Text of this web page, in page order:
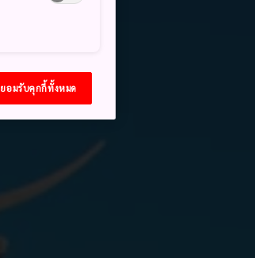
ยอมรับคุกกี้ทั้งหมด